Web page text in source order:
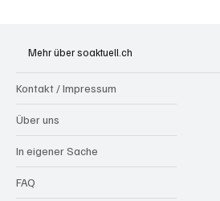
Mehr über soaktuell.ch
Kontakt / Impressum
Über uns
In eigener Sache
FAQ